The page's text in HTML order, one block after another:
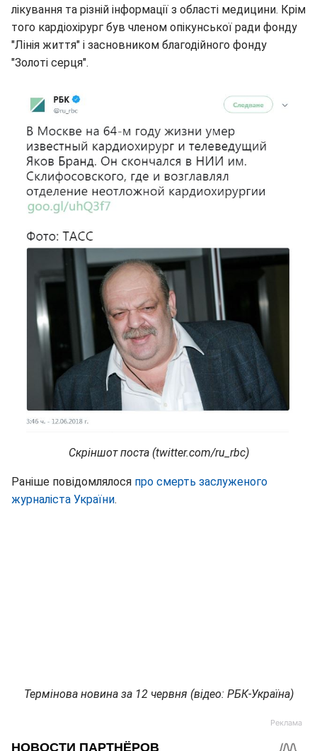
лікування та різній інформації з області медицини. Крім
того кардіохірург був членом опікунської ради фонду
"Лінія життя" і засновником благодійного фонду
"Золоті серця".
Скріншот поста (twitter.com/ru_rbc)
Раніше повідомлялося про смерть заслуженого
журналіста України.
Термінова новина за 12 червня (відео: РБК-Україна)